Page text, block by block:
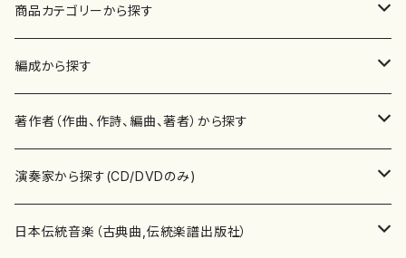
商品カテゴリーから探す
楽譜
書籍
書籍
テキストブック
CD・DVD
チケット
編成から探す
邦楽器
箏・琴（ソロ）
箏・琴（合奏）
合唱
混声合唱
歌・声
著作者（作曲、作詩、編曲、著者）から探す
あ行
青木省三(アオキ ショウゾウ)
か行
演奏家から探す(CD/DVDのみ)
邦楽（箏、三味線、尺八等）演奏家
日本伝統音楽（古典曲,伝統楽譜出版社）